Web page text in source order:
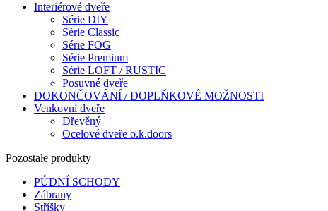
Interiérové dveře
Série DIY
Série Classic
Série FOG
Série Premium
Série LOFT / RUSTIC
Posuvné dveře
DOKONČOVÁNÍ / DOPLŇKOVÉ MOŽNOSTI
Venkovní dveře
Dřevěný
Ocelové dveře o.k.doors
Pozostałe produkty
PŮDNÍ SCHODY
Zábrany
Stříšky